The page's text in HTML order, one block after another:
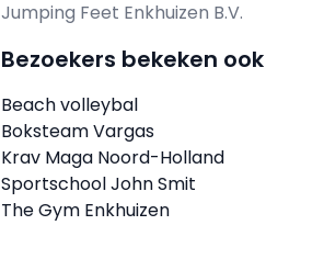
Jumping Feet Enkhuizen B.V.
Bezoekers bekeken ook
Beach volleybal
Boksteam Vargas
Krav Maga Noord-Holland
Sportschool John Smit
The Gym Enkhuizen